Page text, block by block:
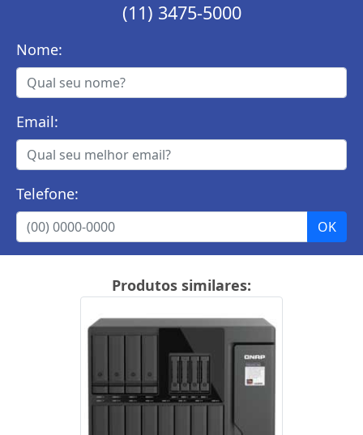
(11) 3475-5000
Nome:
Email:
Telefone:
Produtos similares: